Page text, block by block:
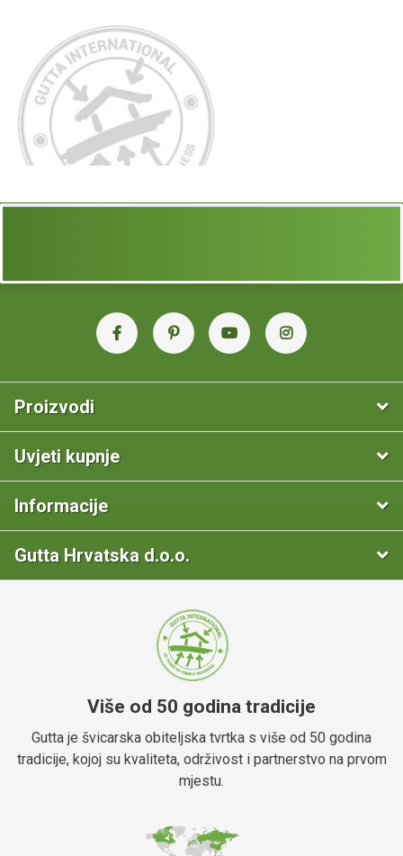
Proizvodi
Uvjeti kupnje
Informacije
Gutta Hrvatska d.o.o.
Više od 50 godina tradicije
Gutta je švicarska obiteljska tvrtka s više od 50 godina
tradicije, kojoj su kvaliteta, održivost i partnerstvo na prvom
mjestu.